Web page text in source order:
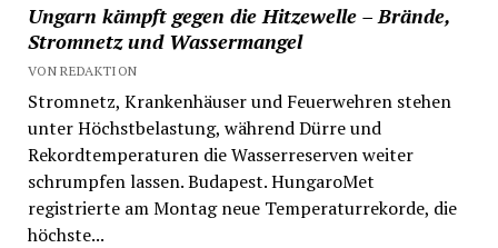
Ungarn kämpft gegen die Hitzewelle – Brände,
Stromnetz und Wassermangel
VON REDAKTION
Stromnetz, Krankenhäuser und Feuerwehren stehen
unter Höchstbelastung, während Dürre und
Rekordtemperaturen die Wasserreserven weiter
schrumpfen lassen. Budapest. HungaroMet
registrierte am Montag neue Temperaturrekorde, die
höchste...